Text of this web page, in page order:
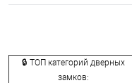
🔒 ТОП категорий дверных
замков: